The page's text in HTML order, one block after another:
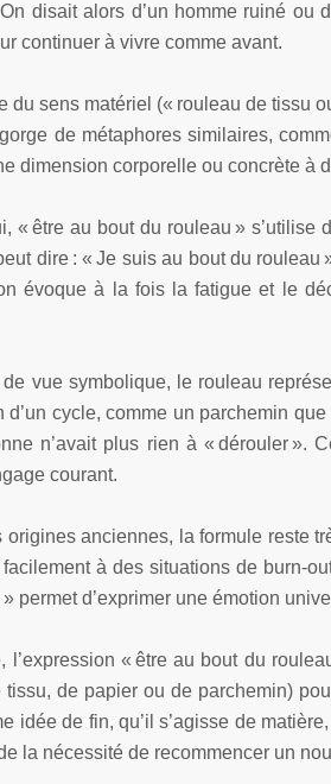
disait alors d’un homme ruiné ou
continuer à vivre comme avant.
du sens matériel (« rouleau de tissu
de métaphores similaires,
dimension corporelle ou concrète à
« être au bout du rouleau »
dire : « Je suis au bout du
évoque à la fois la fatigue et le
de vue symbolique, le rouleau
d’un cycle, comme un parchemin
n’avait plus rien à « dérouler ».
courant.
origines anciennes, la formule reste
facilement à des situations de burn-
permet d’exprimer une émotion
l’expression « être au bout du
tissu, de papier ou de parchemin)
idée de fin, qu’il s’agisse de
la nécessité de recommencer un